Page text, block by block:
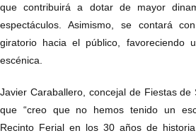
que contribuirá a dotar de mayor
espectáculos. Asimismo, se contará
giratorio hacia el público, favoreciendo
escénica.
Javier Caraballero, concejal de Fiestas de
que “creo que no hemos tenido un
Recinto Ferial en los 30 años de